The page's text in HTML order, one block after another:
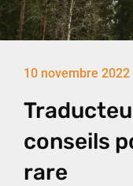
10 novembre 2022
conseils
rare